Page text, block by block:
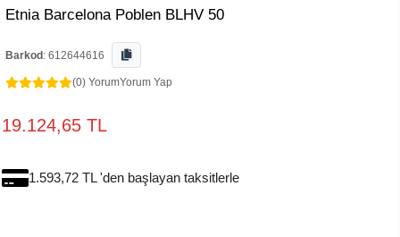
Etnia Barcelona Poblen BLHV 50
Barkod : 612644616
(0) YorumYorum Yap
19.124,65 TL
1.593,72 TL 'den başlayan taksitlerle